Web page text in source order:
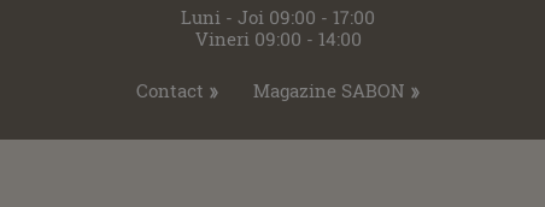
Luni - Joi 09:00 - 17:00
Vineri 09:00 - 14:00
Contact Magazine SABON